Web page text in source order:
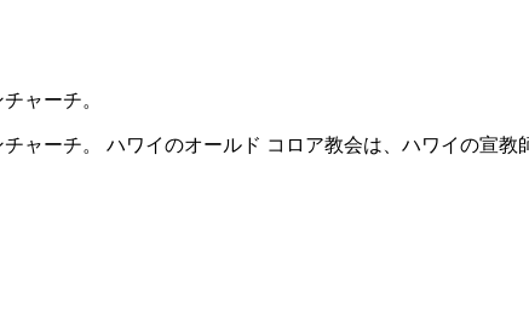
ャーチ。
ャーチ。 ハワイのオールド コロア教会は、ハワイの宣教